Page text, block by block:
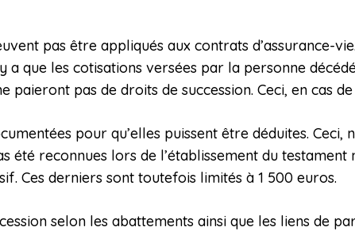
pas être appliqués aux contrats d’assurance-
a que les cotisations versées par la personne
paieront pas de droits de succession. Ceci, en cas
pour qu’elles puissent être déduites.
été reconnues lors de l’établissement du
Ces derniers sont toutefois limités à 1 500 euros.
selon les abattements ainsi que les liens de